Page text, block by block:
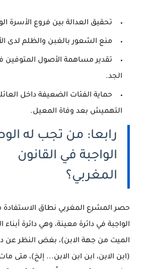
تحقيق العدالة بين فروع الأسرة
منع الشعور بالغبن والظلم لدى
تقدير مساهمة الأصول المتوفين
الجد.
حماية الفئات الضعيفة داخل
التهميش بعد وفاة المعيل.
رابعا: من تجب له
الواجبة في القانون
المغربي؟
حصر المشرع المغربي نطاق الاستفادة
الواجبة في دائرة معينة، وهي دائرة أبناء
الميت من جهة الابن)، بغض النظر عن
(ابن الابن، ابن ابن الابن... إلخ)، متى